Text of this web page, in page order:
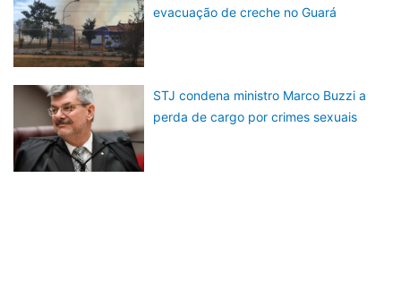
evacuação de creche no Guará
STJ condena ministro Marco Buzzi a
perda de cargo por crimes sexuais